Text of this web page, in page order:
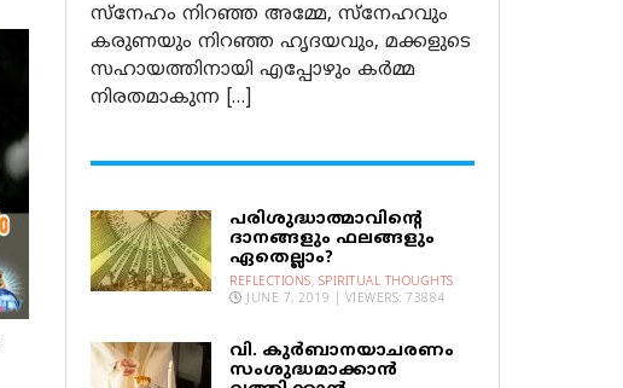
സ്നേഹം നിറഞ്ഞ അമ്മേ, സ്നേഹവും
കരുണയും നിറഞ്ഞ ഹൃദയവും, മക്കളുടെ
സഹായത്തിനായി എപ്പോഴും കർമ്മ
നിരതമാകുന്ന […]
പരിശുദ്ധാത്മാവിന്റെ
ദാനങ്ങളും ഫലങ്ങളും
ഏതെല്ലാം?
REFLECTIONS, SPIRITUAL THOUGHTS
JUNE 7, 2019 | VIEWERS: 73884
വി. കുര്‍ബാനയാചരണം
സംശുദ്ധമാക്കാന്‍